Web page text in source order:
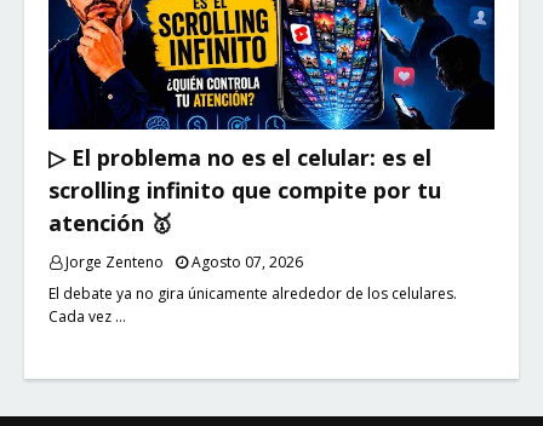
▷ El problema no es el celular: es el
scrolling infinito que compite por tu
atención 🥇
Jorge Zenteno
Agosto 07, 2026
El debate ya no gira únicamente alrededor de los celulares.
Cada vez …